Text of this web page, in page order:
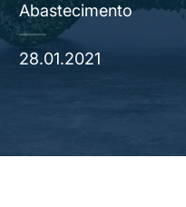
Abastecimento
28.01.2021